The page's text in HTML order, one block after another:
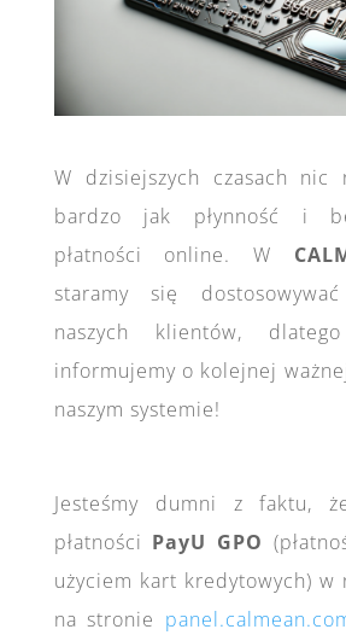
W dzisiejszych czasach nic
bardzo jak płynność i
płatności online. W
staramy się
naszych klientów,
informujemy o kolejnej
naszym systemie!
Jesteśmy dumni z faktu,
płatności PayU GPO
użyciem kart kredytowych) w
na stronie